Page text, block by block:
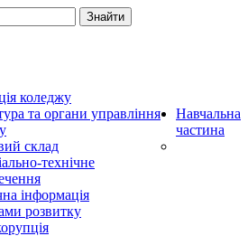
Знайти
коледжу
та органи управління
склад
технічне
інформація
розвитку
Навчальна
частина